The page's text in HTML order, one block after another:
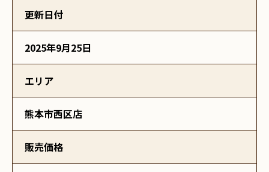
更新日付
2025年9月25日
エリア
熊本市西区店
販売価格